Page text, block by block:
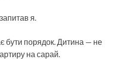
я.
бути порядок. Дитина — не
на сарай.